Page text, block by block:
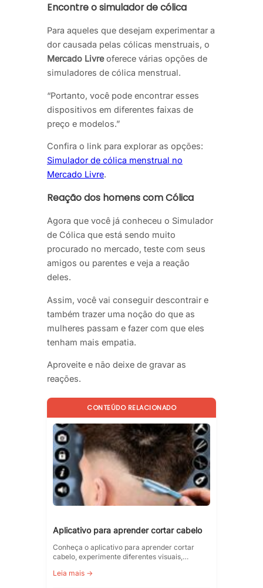
Encontre o simulador de cólica
Para aqueles que desejam experimentar a
dor causada pelas cólicas menstruais, o
Mercado Livreoferece várias opções de
simuladores de cólica menstrual.
“Portanto, você pode encontrar esses
dispositivos em diferentes faixas de
preço e modelos.”
Confira o link para explorar as opções:
Simulador de cólica menstrual no
Mercado Livre.
Reação dos homens com Cólica
Agora que você já conheceu o Simulador
de Cólica que está sendo muito
procurado no mercado, teste com seus
amigos ou parentes e veja a reação
deles.
Assim, você vai conseguir descontrair e
também trazer uma noção do que as
mulheres passam e fazer com que eles
tenham mais empatia.
Aproveite e não deixe de gravar as
reações.
CONTEÚDO RELACIONADO
Aplicativo para aprender cortar cabelo
Conheça o aplicativo para aprender cortar
cabelo, experimente diferentes visuais,…
Leia mais →